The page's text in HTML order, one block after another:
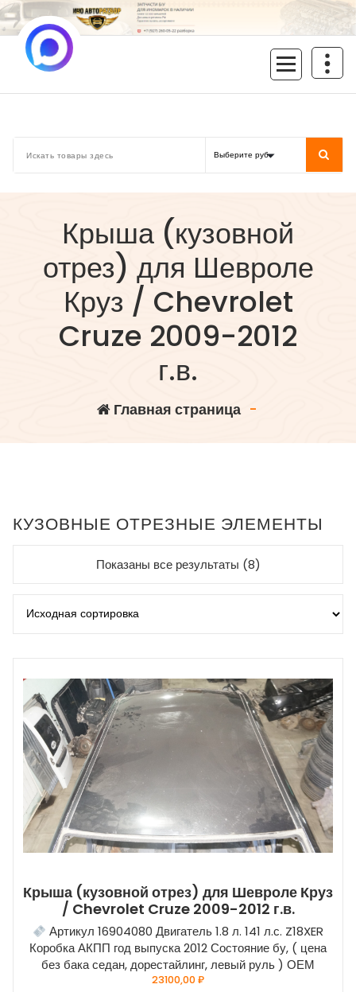
Перейти
к
содержимому
Крыша (кузовной
отрез) для Шевроле
Круз / Chevrolet
Cruze 2009-2012
г.в.
Главная страница-
КУЗОВНЫЕ ОТРЕЗНЫЕ ЭЛЕМЕНТЫ
Показаны все результаты (8)
Крыша (кузовной отрез) для Шевроле Круз
/ Chevrolet Cruze 2009-2012 г.в.
Артикул 16904080 Двигатель 1.8 л. 141 л.с. Z18XER
Коробка АКПП год выпуска 2012 Состояние бу, ( цена
без бака седан, дорестайлинг, левый руль ) ОЕМ
23100,00₽